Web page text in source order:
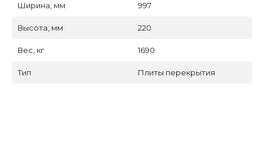
Ширина, мм 997
Высота, мм 220
Вес, кг 1690
Тип Плиты перекрытия